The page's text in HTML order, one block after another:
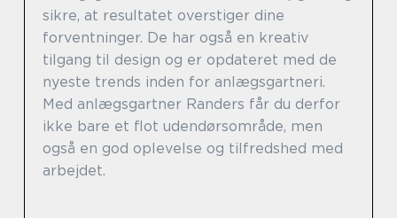
sikre, at resultatet overstiger dine
forventninger. De har også en kreativ
tilgang til design og er opdateret med de
nyeste trends inden for anlægsgartneri.
Med anlægsgartner Randers får du derfor
ikke bare et flot udendørsområde, men
også en god oplevelse og tilfredshed med
arbejdet.